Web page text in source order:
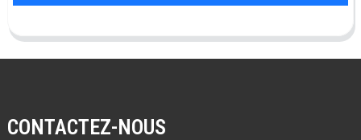
CONTACTEZ-NOUS